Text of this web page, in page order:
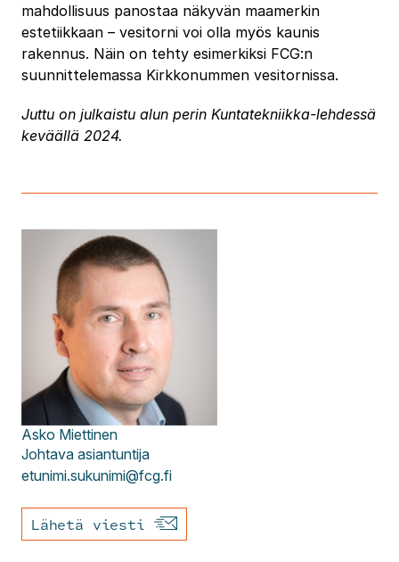
mahdollisuus panostaa näkyvän maamerkin
estetiikkaan – vesitorni voi olla myös kaunis
rakennus. Näin on tehty esimerkiksi FCG:n
suunnittelemassa Kirkkonummen vesitornissa.
Juttu on julkaistu alun perin Kuntatekniikka-lehdessä
keväällä 2024.
Asko Miettinen
Johtava asiantuntija
etunimi.sukunimi@fcg.fi
Lähetä viesti